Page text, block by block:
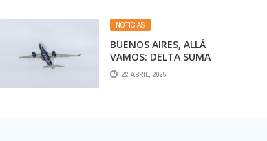
NOTICIAS
BUENOS AIRES, ALLÁ
VAMOS: DELTA SUMA
UNA SEGUNDA
FRECUENCIA DIARIA EN
22 ABRIL, 2025